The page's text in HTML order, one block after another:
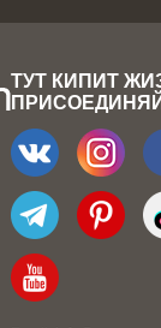
ТУТ КИПИТ